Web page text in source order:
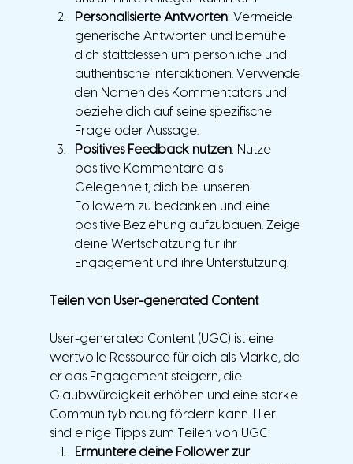
Personalisierte Antworten: Vermeide
generische Antworten und bemühe
dich stattdessen um persönliche und
authentische Interaktionen. Verwende
den Namen des Kommentators und
beziehe dich auf seine spezifische
Frage oder Aussage.
Positives Feedback nutzen: Nutze
positive Kommentare als
Gelegenheit, dich bei unseren
Followern zu bedanken und eine
positive Beziehung aufzubauen. Zeige
deine Wertschätzung für ihr
Engagement und ihre Unterstützung.
Teilen von User-generated Content
User-generated Content (UGC) ist eine
wertvolle Ressource für dich als Marke, da
er das Engagement steigern, die
Glaubwürdigkeit erhöhen und eine starke
Communitybindung fördern kann. Hier
sind einige Tipps zum Teilen von UGC:
Ermuntere deine Follower zur